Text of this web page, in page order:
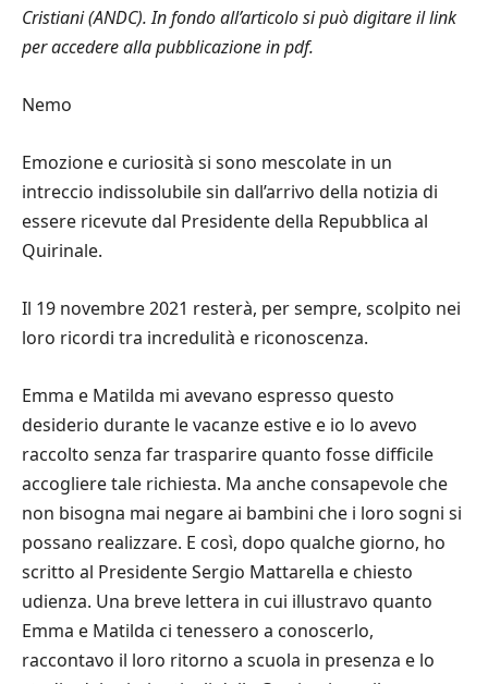
Cristiani (ANDC). In fondo all’articolo si può digitare il link
per accedere alla pubblicazione in pdf.
Nemo
Emozione e curiosità si sono mescolate in un
intreccio indissolubile sin dall’arrivo della notizia di
essere ricevute dal Presidente della Repubblica al
Quirinale.
Il 19 novembre 2021 resterà, per sempre, scolpito nei
loro ricordi tra incredulità e riconoscenza.
Emma e Matilda mi avevano espresso questo
desiderio durante le vacanze estive e io lo avevo
raccolto senza far trasparire quanto fosse difficile
accogliere tale richiesta. Ma anche consapevole che
non bisogna mai negare ai bambini che i loro sogni si
possano realizzare. E così, dopo qualche giorno, ho
scritto al Presidente Sergio Mattarella e chiesto
udienza. Una breve lettera in cui illustravo quanto
Emma e Matilda ci tenessero a conoscerlo,
raccontavo il loro ritorno a scuola in presenza e lo